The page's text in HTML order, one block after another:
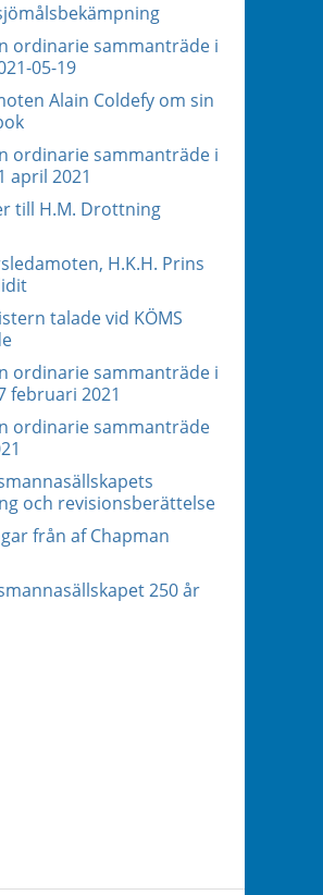
ordinarie sammanträde i
05-19
Alain Coldefy om sin
ordinarie sammanträde i
april 2021
till H.M. Drottning
H.K.H. Prins
talade vid KÖMS
ordinarie sammanträde i
februari 2021
ordinarie sammanträde
och revisionsberättelse
från af Chapman
250 år